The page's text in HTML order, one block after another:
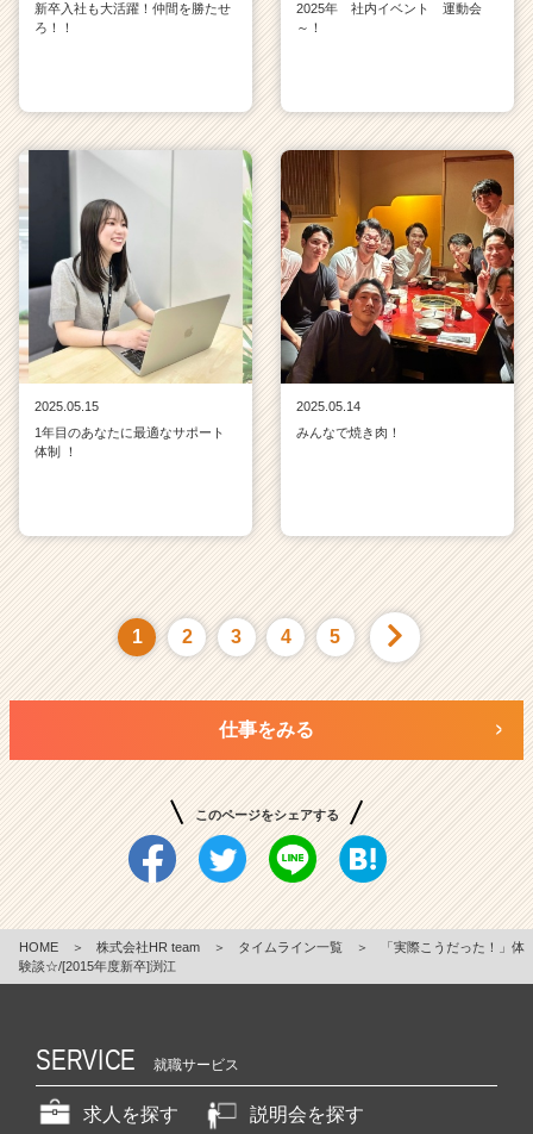
新卒入社も大活躍！仲間を勝たせ
ろ！！
2025年 社内イベント 運動会
～！
2025.05.15
1年目のあなたに最適なサポート
体制 ！
2025.05.14
みんなで焼き肉！
1 2 3 4 5
仕事をみる
このページをシェアする
HOME ＞ 株式会社HR team ＞ タイムライン一覧 ＞
「実際こうだった！」体
験談☆/[2015年度新卒]渕江
SERVICE 就職サービス
求人を探す
説明会を探す